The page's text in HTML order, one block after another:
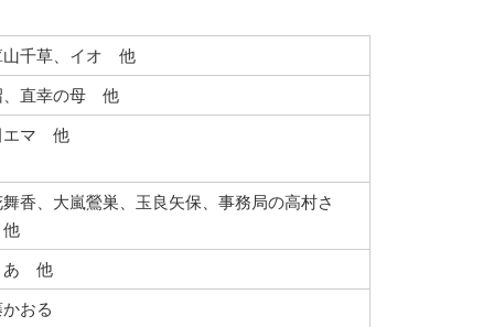
山千草、イオ 他
、直幸の母 他
エマ 他
香、大嵐鶯巣、玉良矢保、事務局の高村さ
あ 他
おる